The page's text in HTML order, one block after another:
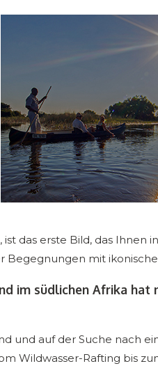
das erste Bild, das Ihnen
Begegnungen mit
im südlichen Afrika
und auf der Suche nach
Wildwasser-Rafting bis